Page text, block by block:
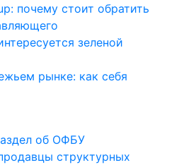
почему стоит обратить
зеленой
рынке: как себя
структурных